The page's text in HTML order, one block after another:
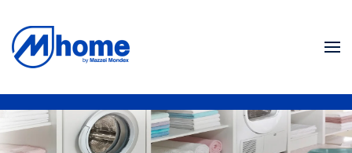
Skip to main content